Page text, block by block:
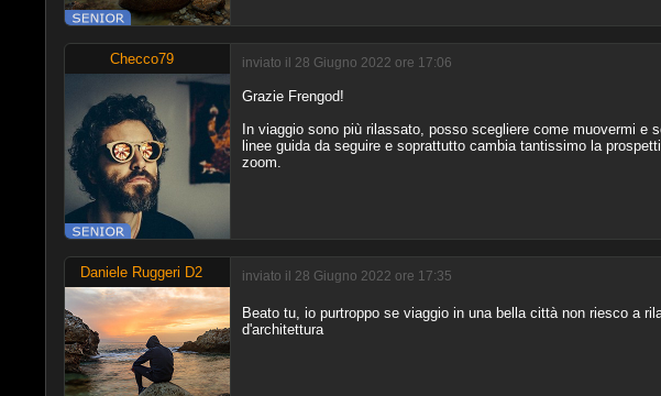
Checco79 inviato il 28 Giugno 2022 ore 17:06
Grazie Frengod!
In viaggio sono più rilassato, posso scegliere come muovermi
linee guida da seguire e soprattutto cambia tantissimo la
zoom.
Daniele Ruggeri D2 inviato il 28 Giugno 2022 ore 17:35
Beato tu, io purtroppo se viaggio in una bella città non riesco a
d'architettura